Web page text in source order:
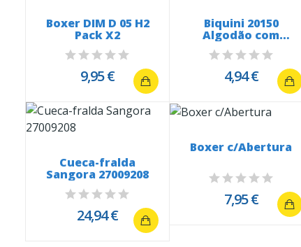
Boxer DIM D 05 H2
Pack X2
9,95 €
Biquini 20150
Algodão com
reforço entrepernas
4,94 €
Cueca-fralda
Sangora 27009208
24,94 €
Boxer c/Abertura
7,95 €